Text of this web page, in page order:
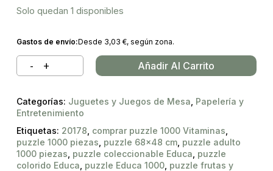
Solo quedan 1 disponibles
Gastos de envío:Desde 3,03 €, según zona.
Añadir Al Carrito
Categorías: Juguetes y Juegos de Mesa Papelería y
Entretenimiento
Etiquetas: 20178 comprar puzzle 1000 Vitaminas
puzzle 1000 piezas puzzle 68x48 cm, puzzle adulto
1000 piezas puzzle coleccionable Educa puzzle
colorido Educa puzzle Educa 1000, puzzle frutas y